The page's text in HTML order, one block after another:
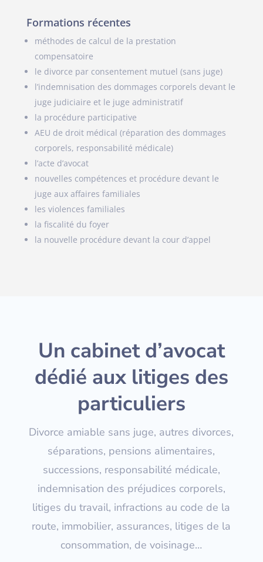
Formations récentes
méthodes de calcul de la prestation
compensatoire
le divorce par consentement mutuel (sans juge)
l’indemnisation des dommages corporels devant le
juge judiciaire et le juge administratif
la procédure participative
AEU de droit médical (réparation des dommages
corporels, responsabilité médicale)
l’acte d’avocat
nouvelles compétences et procédure devant le
juge aux affaires familiales
les violences familiales
la fiscalité du foyer
la nouvelle procédure devant la cour d’appel
Un cabinet d’avocat
dédié aux litiges des
particuliers
Divorce amiable sans juge, autres divorces,
séparations, pensions alimentaires,
successions, responsabilité médicale,
indemnisation des préjudices corporels,
litiges du travail, infractions au code de la
route, immobilier, assurances, litiges de la
consommation, de voisinage…